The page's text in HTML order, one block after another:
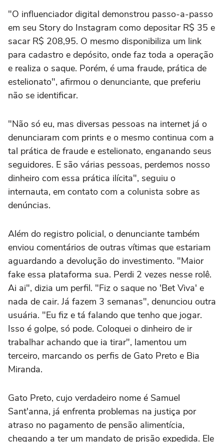
"O influenciador digital demonstrou passo-a-passo
em seu Story do Instagram como depositar R$ 35 e
sacar R$ 208,95. O mesmo disponibiliza um link
para cadastro e depósito, onde faz toda a operação
e realiza o saque. Porém, é uma fraude, prática de
estelionato", afirmou o denunciante, que preferiu
não se identificar.
"Não só eu, mas diversas pessoas na internet já o
denunciaram com prints e o mesmo continua com a
tal prática de fraude e estelionato, enganando seus
seguidores. E são várias pessoas, perdemos nosso
dinheiro com essa prática ilícita", seguiu o
internauta, em contato com a colunista sobre as
denúncias.
Além do registro policial, o denunciante também
enviou comentários de outras vítimas que estariam
aguardando a devolução do investimento. "Maior
fake essa plataforma sua. Perdi 2 vezes nesse rolê.
Ai ai", dizia um perfil. "Fiz o saque no 'Bet Viva' e
nada de cair. Já fazem 3 semanas", denunciou outra
usuária. "Eu fiz e tá falando que tenho que jogar.
Isso é golpe, só pode. Coloquei o dinheiro de ir
trabalhar achando que ia tirar", lamentou um
terceiro, marcando os perfis de Gato Preto e Bia
Miranda.
Gato Preto, cujo verdadeiro nome é Samuel
Sant'anna, já enfrenta problemas na justiça por
atraso no pagamento de pensão alimentícia,
chegando a ter um mandato de prisão expedida. Ele